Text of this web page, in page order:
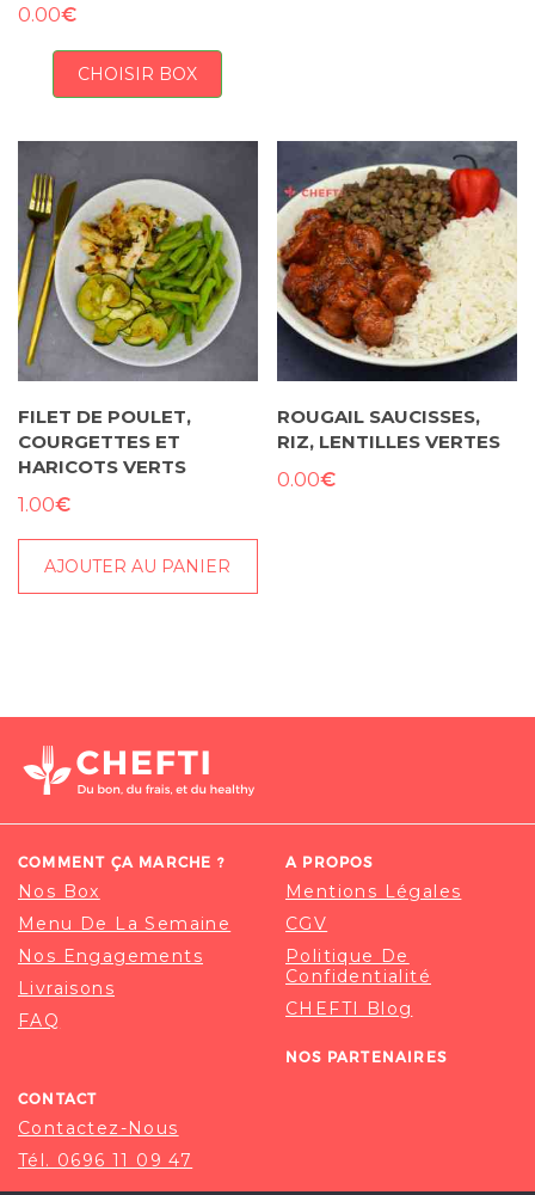
0.00€
CHOISIR BOX
FILET DE POULET,
COURGETTES ET
HARICOTS VERTS
1.00€
AJOUTER AU PANIER
ROUGAIL SAUCISSES,
RIZ, LENTILLES VERTES
0.00€
COMMENT ÇA MARCHE ?
Nos Box
Menu De La Semaine
Nos Engagements
Livraisons
FAQ
A PROPOS
Mentions Légales
CGV
Politique De
Confidentialité
CHEFTI Blog
NOS PARTENAIRES
CONTACT
Contactez-Nous
Tél. 0696 11 09 47